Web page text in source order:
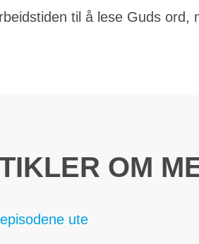
til å lese Guds ord,
OM